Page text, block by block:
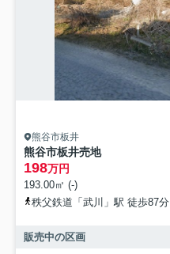
熊谷市板井
熊谷市板井売地
198万円
193.00㎡ (-)
秩父鉄道「武川」駅 徒歩87分
販売中の区画